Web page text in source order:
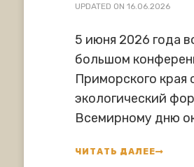
UPDATED ON16.06.2026
5 июня 2026 года
большом
Приморского края
экологический
Всемирному дню
ЧИТАТЬ ДАЛЕЕ